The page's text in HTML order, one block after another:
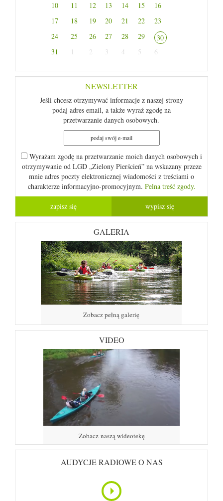
10
11 12 13 14 15
16
17
18 19 20 21 22
23
24
25 26 27 28 29
30
31
1 2 3 4 5 6
NEWSLETTER
Jeśli chcesz otrzymywać informacje z naszej strony
podaj adres email, a także wyraź zgodę na
przetwarzanie danych osobowych.
Wyrażam zgodę na przetwarzanie moich danych osobowych i
otrzymywanie od LGD „Zielony Pierścień” na wskazany przeze
mnie adres poczty elektronicznej wiadomości z treściami o
charakterze informacyjno-promocyjnym. Pelna treść zgody.
GALERIA
Zobacz pełną galerię
VIDEO
Zobacz naszą wideotekę
AUDYCJE RADIOWE O NAS